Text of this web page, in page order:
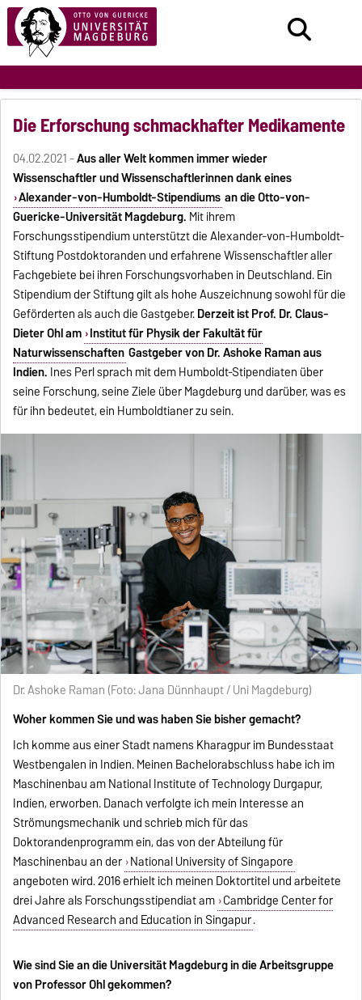
Die Erforschung schmackhafter Medikamente
04.02.2021 -Aus aller Welt kommen immer wieder
Wissenschaftler und Wissenschaftlerinnen dank eines
Alexander-von-Humboldt-Stipendiums an die Otto-von-
Guericke-Universität Magdeburg. Mit ihrem
Forschungsstipendium unterstützt die Alexander-von-Humboldt-
Stiftung Postdoktoranden und erfahrene Wissenschaftler aller
Fachgebiete bei ihren Forschungsvorhaben in Deutschland. Ein
Stipendium der Stiftung gilt als hohe Auszeichnung sowohl für die
Geförderten als auch die Gastgeber.Derzeit ist Prof. Dr. Claus-
Dieter Ohl am Institut für Physik der Fakultät für
Naturwissenschaften Gastgeber von Dr. Ashoke Raman aus
Indien. Ines Perl sprach mit dem Humboldt-Stipendiaten über
seine Forschung, seine Ziele über Magdeburg und darüber, was es
für ihn bedeutet, ein Humboldtianer zu sein.
Dr. Ashoke Raman (Foto: Jana Dünnhaupt / Uni Magdeburg)
Woher kommen Sie und was haben Sie bisher gemacht?
Ich komme aus einer Stadt namens Kharagpur im Bundesstaat
Westbengalen in Indien. Meinen Bachelorabschluss habe ich im
Maschinenbau am National Institute of Technology Durgapur,
Indien, erworben. Danach verfolgte ich mein Interesse an
Strömungsmechanik und schrieb mich für das
Doktorandenprogramm ein, das von der Abteilung für
Maschinenbau an der National University of Singapore
angeboten wird. 2016 erhielt ich meinen Doktortitel und arbeitete
drei Jahre als Forschungsstipendiat am Cambridge Center for
Advanced Research and Education in Singapur.
Wie sind Sie an die Universität Magdeburg in die Arbeitsgruppe
von Professor Ohl gekommen?